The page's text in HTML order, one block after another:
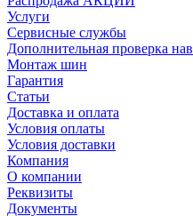
Услуги
Сервисные службы
Дополнительная проверка
Монтаж шин
Гарантия
Статьи
Доставка и оплата
Условия оплаты
Условия доставки
Компания
О компании
Реквизиты
Документы